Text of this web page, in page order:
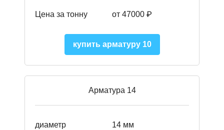
Цена за тонну от 47000 ₽
купить арматуру 10
Арматура 14
диаметр 14 мм